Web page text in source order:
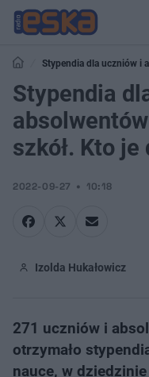
Stypendia dla uczniów i
Stypendia
szkół. Kto je
2022-09-27 10:18
Izolda Hukałowicz
271 uczniów i
otrzymało
nauce, w